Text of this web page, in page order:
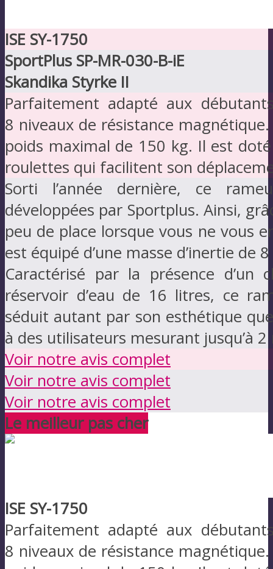
ISE SY-1750
SportPlus SP-MR-030-B-iE
Skandika Styrke II
Parfaitement adapté aux
8 niveaux de résistance
poids maximal de 150 kg. Il est
roulettes qui facilitent son
Sorti l’année dernière, ce
développées par Sportplus. Ainsi,
peu de place lorsque vous ne vous
est équipé d’une masse d’inertie
Caractérisé par la présence
réservoir d’eau de 16 litres, ce
séduit autant par son esthétique
à des utilisateurs mesurant jusqu’à
Voir notre avis complet
Voir notre avis complet
Voir notre avis complet
Le meilleur pas cher
ISE SY-1750
Parfaitement adapté aux
8 niveaux de résistance